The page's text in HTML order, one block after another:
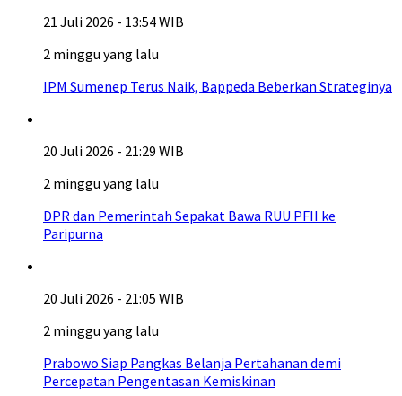
21 Juli 2026 - 13:54 WIB
2 minggu yang lalu
IPM Sumenep Terus Naik, Bappeda Beberkan Strateginya
20 Juli 2026 - 21:29 WIB
2 minggu yang lalu
DPR dan Pemerintah Sepakat Bawa RUU PFII ke
Paripurna
20 Juli 2026 - 21:05 WIB
2 minggu yang lalu
Prabowo Siap Pangkas Belanja Pertahanan demi
Percepatan Pengentasan Kemiskinan